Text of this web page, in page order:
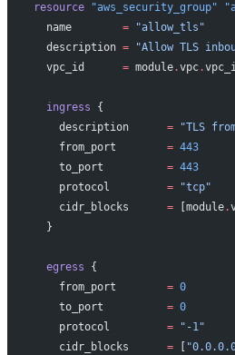
resource "aws_security_group"
  name
        =
"allow_tls"
  description
= "Allow TLS
  vpc_id
      =
module.vpc.
  ingress
{
    description
      =
"TLS from
    from_port
        =
443
    to_port
          =
443
    protocol
         =
"tcp"
    cidr_blocks
      =
[module.
  }
  egress
{
    from_port
        =
0
    to_port
          =
0
    protocol
         =
"-1"
    cidr_blocks
      =
[